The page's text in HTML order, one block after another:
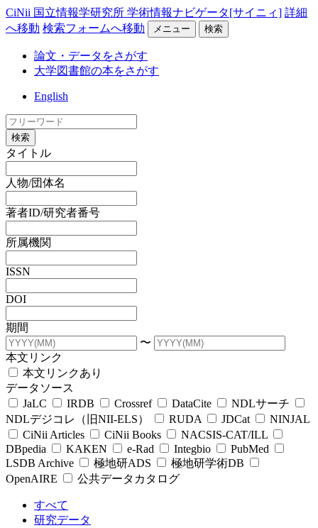
CiNii 国立情報学研究所 学術情報ナビゲータ[サイニィ] 詳細
へ移動 検索フォームへ移動 メニュー 検索
論文・データをさがす
大学図書館の本をさがす
English
検索
タイトル
人物/団体名
著者ID/研究者番号
所属機関
ISSN
DOI
期間
〜
本文リンク
本文リンクあり
データソース
JaLC
IRDB Crossref DataCite
NDLサーチ
NDLデジコレ（旧NII-ELS）
RUDA JDCat
NINJAL
CiNii Articles
CiNii Books
NACSIS-CAT/ILL
DBpedia
KAKEN e-Rad Integbio
PubMed
LSDB Archive
極地研ADS
極地研学術DB
OpenAIRE
公共データカタログ
すべて
研究データ